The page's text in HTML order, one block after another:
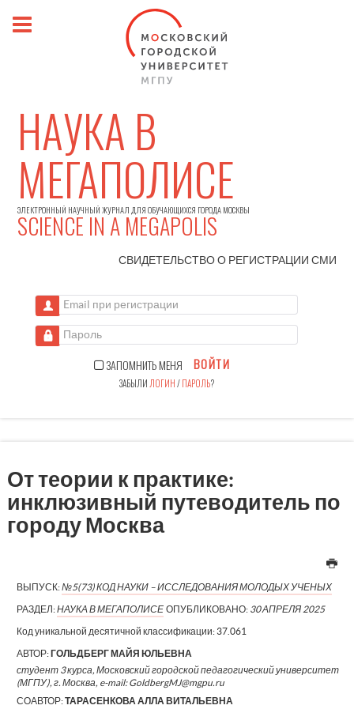
НАУКА В
МЕГАПОЛИСЕ
ЭЛЕКТРОННЫЙ НАУЧНЫЙ ЖУРНАЛ ДЛЯ ОБУЧАЮЩИХСЯ ГОРОДА МОСКВЫ
SCIENCE IN A MEGAPOLIS
СВИДЕТЕЛЬСТВО О РЕГИСТРАЦИИСМИ
Email при регистрации
Пароль
ЗАПОМНИТЬ МЕНЯ ВОЙТИ
ЗАБЫЛИ ЛОГИН/ПАРОЛЬ?
От теории к практике:
инклюзивный путеводитель по
городу Москва
ВЫПУСК:№5(73) КОД НАУКИ – ИССЛЕДОВАНИЯ МОЛОДЫХ УЧЕНЫХ
РАЗДЕЛ:НАУКА В МЕГАПОЛИСЕ ОПУБЛИКОВАНО: 30 АПРЕЛЯ 2025
Код уникальной десятичной классификации: 37.061
АВТОР:ГОЛЬДБЕРГ МАЙЯ ЮЛЬЕВНА
студент 3 курса, Московский городской педагогический университет
(МГПУ), г. Москва, e-mail: GoldbergMJ@mgpu.ru
СОАВТОР:ТАРАСЕНКОВА АЛЛА ВИТАЛЬЕВНА